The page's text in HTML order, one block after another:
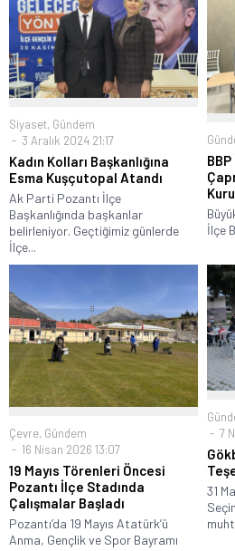
Siyaset, Gündem
3 Aralık 2024 21:17
Kadın Kolları Başkanlığına
Esma Kuşçutopal Atandı
Ak Parti Pozantı İlçe
Başkanlığında başkanlar
belirleniyor. Geçtiğimiz günlerde
İlçe...
İlçe
Çevre, Gündem
16 Nisan 2026 13:07
19 Mayıs Törenleri Öncesi
Pozantı İlçe Stadında
Çalışmalar Başladı
Pozantı’da 19 Mayıs Atatürk’ü
Anma, Gençlik ve Spor Bayramı
7
31